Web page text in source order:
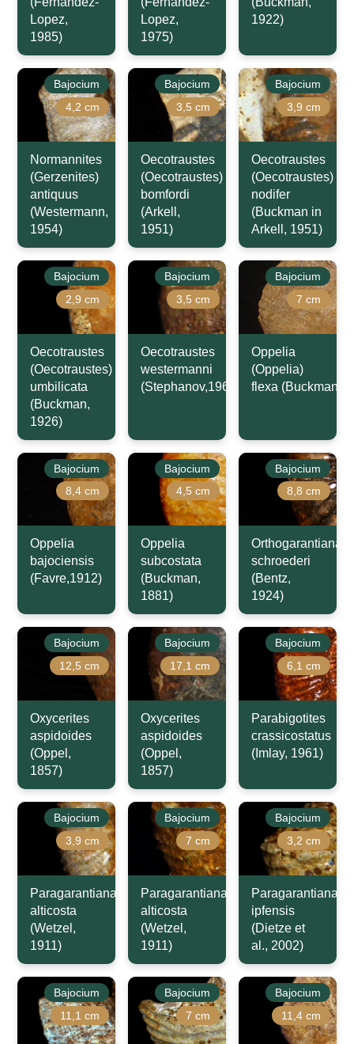
Lopez,
1985)
Lopez,
1975)
1922)
Bajocium
4,2 cm
Normannites
(Gerzenites)
antiquus
(Westermann,
1954)
Bajocium
3,5 cm
Oecotraustes
(Oecotraustes)
bomfordi
(Arkell,
1951)
Bajocium
3,9 cm
Oecotraustes
(Oecotraustes)
nodifer
(Buckman in
Arkell, 1951)
Bajocium
2,9 cm
Oecotraustes
(Oecotraustes)
umbilicata
(Buckman,
1926)
Bajocium
3,5 cm
Oecotraustes
westermanni
(Stephanov,1966)
Bajocium
7 cm
Oppelia
(Oppelia)
flexa
Bajocium
8,4 cm
Oppelia
bajociensis
(Favre,1912)
Bajocium
4,5 cm
Oppelia
subcostata
(Buckman,
1881)
Bajocium
8,8 cm
Orthogarantiana
schroederi
(Bentz,
1924)
Bajocium
12,5 cm
Oxycerites
aspidoides
(Oppel,
1857)
Bajocium
17,1 cm
Oxycerites
aspidoides
(Oppel,
1857)
Bajocium
6,1 cm
Parabigotites
crassicostatus
(Imlay, 1961)
Bajocium
3,9 cm
Paragarantiana
alticosta
(Wetzel,
1911)
Bajocium
7 cm
Paragarantiana
alticosta
(Wetzel,
1911)
Bajocium
3,2 cm
Paragarantiana
ipfensis
(Dietze et
al., 2002)
Bajocium
11,1 cm
Bajocium
7 cm
Bajocium
11,4 cm